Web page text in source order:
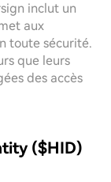
inclut un
aux
toute sécurité.
que leurs
des accès
($HID)